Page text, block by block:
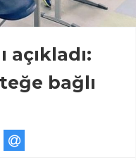
açıkladı:
bağlı